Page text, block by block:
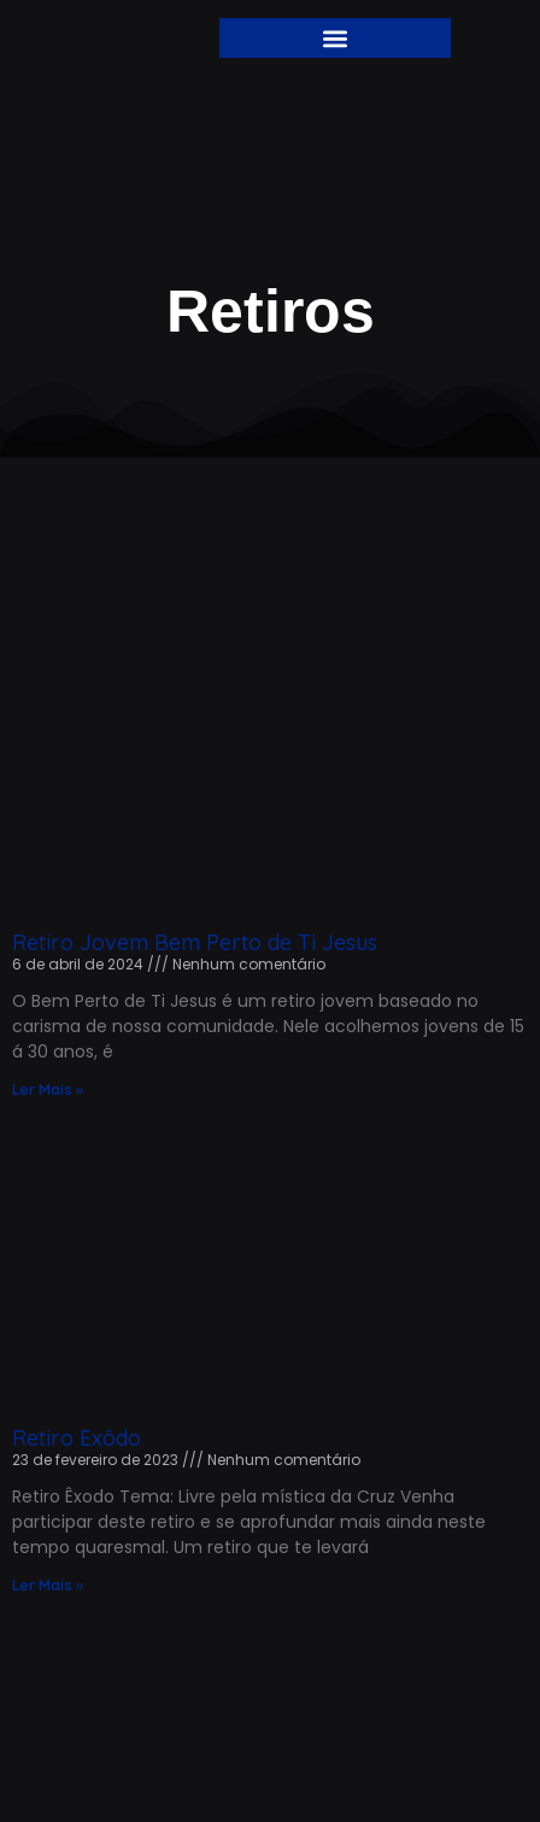
Retiros
Retiro Jovem Bem Perto de Ti Jesus
6 de abril de 2024 Nenhum comentário
O Bem Perto de Ti Jesus é um retiro jovem baseado no
carisma de nossa comunidade. Nele acolhemos jovens de 15
á 30 anos, é
Ler Mais »
Retiro Exôdo
23 de fevereiro de 2023 Nenhum comentário
Retiro Êxodo Tema: Livre pela mística da Cruz Venha
participar deste retiro e se aprofundar mais ainda neste
tempo quaresmal. Um retiro que te levará
Ler Mais »